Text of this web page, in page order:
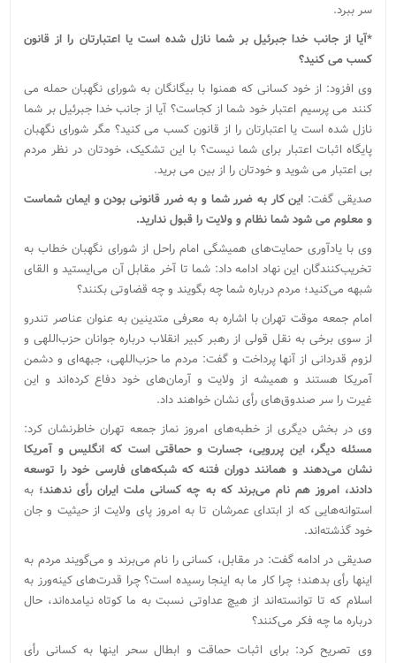
سر ببرد.
*آیا از جانب خدا جبرئیل بر شما نازل شده است یا اعتبارتان را از قانون
کسب می کنید؟
وی افزود: از خود کسانی که همنوا با بیگانگان به شورای نگهبان حمله می
کنند می پرسیم اعتبار خود شما از کجاست؟ آیا از جانب خدا جبرئیل بر شما
نازل شده است یا اعتبارتان را از قانون کسب می کنید؟ مگر شورای نگهبان
پایگاه اثبات اعتبار برای شما نیست؟ با این تشکیک، خودتان در نظر مردم
بی اعتبار می شوید و خودتان را از بین می برید.
صدیقی گفت: این کار به ضرر شما و به ضرر قانونی بودن و ایمان شماست
و معلوم می شود شما نظام و ولایت را قبول ندارید.
وی با یادآوری حمایت‌های همیشگی امام راحل از شورای نگهبان خطاب به
تخریب‌کنندگان این نهاد ادامه داد: شما تا آخر مقابل آن می‌ایستید و القای
شبهه می‌کنید؛ مردم درباره شما چه بگویند و چه قضاوتی بکنند؟
امام جمعه موقت تهران با اشاره به معرفی متدینین به عنوان عناصر تندرو
از سوی برخی به نقل قولی از رهبر کبیر انقلاب درباره جوانان حزب‌اللهی و
لزوم قدردانی از آنها پرداخت و گفت: مردم ما حزب‌اللهی، جبهه‌ای و دشمن
آمریکا هستند و همیشه از ولایت و آرمان‌های خود دفاع کرده‌اند و این
غیرت را سر صندوق‌های رأی نشان خواهند داد.
وی در بخش دیگری از خطبه‌های امروز نماز جمعه تهران خاطرنشان کرد:
مسئله دیگر، این پررویی، جسارت و حماقتی است که انگلیس و آمریکا
نشان می‌دهند و همانند دوران فتنه که شبکه‌های فارسی خود را توسعه
دادند، امروز هم نام می‌برند که به چه کسانی ملت ایران رأی ندهند؛ به
استوانه‌هایی که از ابتدای عمرشان تا به امروز پای ولایت از حیثیت و جان
خود گذشته‌اند.
صدیقی در ادامه گفت: در مقابل، کسانی را نام می‌برند و می‌گویند مردم به
اینها رأی بدهند؛ چرا کار ما به اینجا رسیده است؟ چرا قدرت‌های کینه‌ورز به
اسلام که تا توانسته‌اند از هیچ عداوتی نسبت به ما کوتاه نیامده‌اند، حال
درباره ما چه فکر می‌کنند؟
وی تصریح کرد: برای اثبات حماقت و ابطال سحر اینها به کسانی رأی